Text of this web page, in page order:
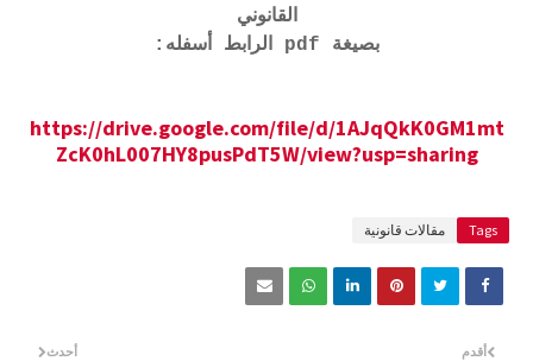
القانوني
بصيغة pdf الرابط أسفله:
https://drive.google.com/file/d/1AJqQkK0GM1mt
ZcK0hL007HY8pusPdT5W/view?usp=sharing
Tags مقالات قانونية
أحدث أقدم